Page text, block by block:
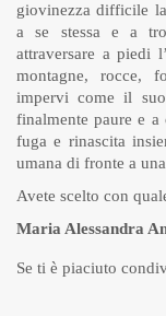
giovinezza difficile
a se stessa e a
attraversare a piedi
montagne, rocce,
impervi come il
finalmente paure e a
fuga e rinascita
umana di fronte a
Avete scelto con
Maria Alessandra
Se ti è piaciuto